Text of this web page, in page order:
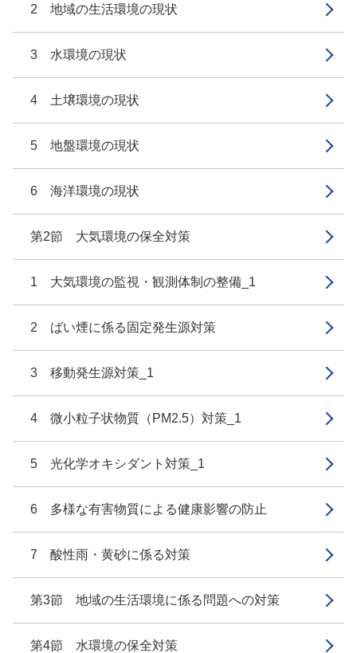
2 地域の生活環境の現状
3 水環境の現状
4 土壌環境の現状
5 地盤環境の現状
6 海洋環境の現状
第2節 大気環境の保全対策
1 大気環境の監視・観測体制の整備_1
2 ばい煙に係る固定発生源対策
3 移動発生源対策_1
4 微小粒子状物質（PM2.5）対策_1
5 光化学オキシダント対策_1
6 多様な有害物質による健康影響の防止
7 酸性雨・黄砂に係る対策
第3節 地域の生活環境に係る問題への対策
第4節 水環境の保全対策